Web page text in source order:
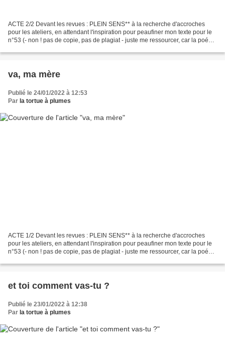
ACTE 2/2 Devant les revues : PLEIN SENS** à la recherche d'accroches
pour les ateliers, en attendant l'inspiration pour peaufiner mon texte pour le
n°53 (- non ! pas de copie, pas de plagiat - juste me ressourcer, car la poésie
va, ma mère
Publié le 24/01/2022 à 12:53
Par la tortue à plumes
ACTE 1/2 Devant les revues : PLEIN SENS** à la recherche d'accroches
pour les ateliers, en attendant l'inspiration pour peaufiner mon texte pour le
n°53 (- non ! pas de copie, pas de plagiat - juste me ressourcer, car la poésie
et toi comment vas-tu ?
Publié le 23/01/2022 à 12:38
Par la tortue à plumes